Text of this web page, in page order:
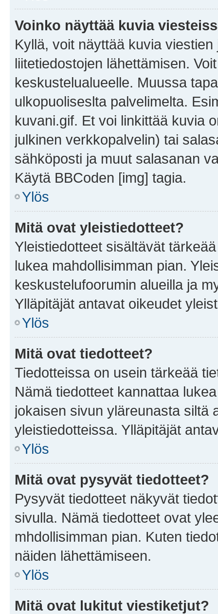
Voinko näyttää kuvia
Kyllä, voit näyttää kuvia
liitetiedostojen lähettämisen.
keskustelualueelle. Muussa
ulkopuoliseslta palvelimelta.
kuvani.gif. Et voi linkittää kuvia
julkinen verkkopalvelin) tai
sähköposti ja muut salasanan
Käytä BBCoden [img] tagia.
Ylös
Mitä ovat yleistiedotteet?
Yleistiedotteet sisältävät
lukea mahdollisimman pian.
keskustelufoorumin alueilla ja
Ylläpitäjät antavat oikeudet
Ylös
Mitä ovat tiedotteet?
Tiedotteissa on usein tärkeää
Nämä tiedotteet kannattaa
jokaisen sivun yläreunasta siltä
yleistiedotteissa. Ylläpitäjät
Ylös
Mitä ovat pysyvät tiedotteet?
Pysyvät tiedotteet näkyvät
sivulla. Nämä tiedotteet ovat
mhdollisimman pian. Kuten
näiden lähettämiseen.
Ylös
Mitä ovat lukitut viestiketjut?